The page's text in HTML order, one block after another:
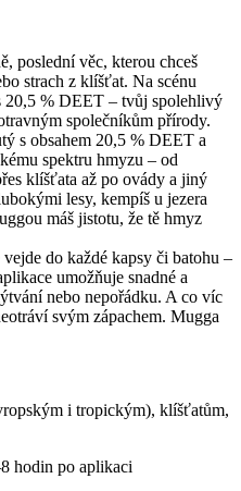
poslední věc, kterou chceš
strach z klíšťat. Na scénu
20,5 % DEET – tvůj spolehlivý
společníkům přírody.
s obsahem 20,5 % DEET a
spektru hmyzu – od
klíšťata až po ovády a jiný
lesy, kempíš u jezera
máš jistotu, že tě hmyz
do každé kapsy či batohu –
umožňuje snadné a
nebo nepořádku. A co víc
svým zápachem. Mugga
i tropickým), klíšťatům,
hodin po aplikaci